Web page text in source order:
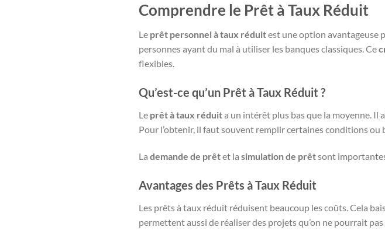
Comprendre le Prêt à Taux Réduit
Le prêt personnel à taux réduitest une option avantageuse
personnes ayant du mal à utiliser les banques classiques. Ce
flexibles.
Qu’est-ce qu’un Prêt à Taux Réduit ?
Le prêt à taux réduita un intérêt plus bas que la moyenne. Il
Pour l’obtenir, il faut souvent remplir certaines conditions ou
La demande de prêtet la simulation de prêtsont
Avantages des Prêts à Taux Réduit
Les prêts à taux réduit réduisent beaucoup les coûts. Cela
permettent aussi de réaliser des projets qu’on ne pourrait